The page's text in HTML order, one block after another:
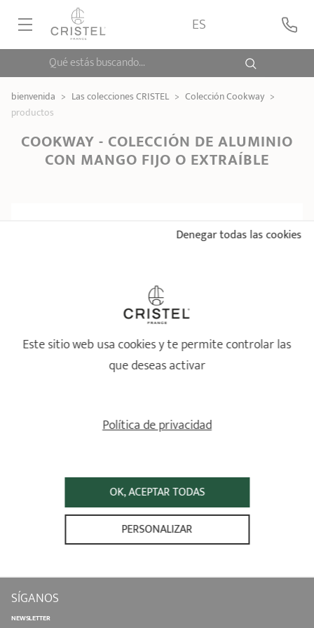
Qué estás buscando...
ES
CASA CRISTEL
CONTACTO
bienvenida > Las colecciones CRISTEL > Colección Cookway >
productos
COOKWAY - COLECCIÓN DE ALUMINIO
CON MANGO FIJO O EXTRAÍBLE
Con un cuerpo de aluminio revestido con el antiadherente
selección de productos con mango fijo o extraíble
PRODUCTOS
CONSEILS D'UTILISATION
A PROPOS DE CRISTEL
SÍGANOS
NEWSLETTER
Este sitio web usa cookies y te permite controlar las
que deseas activar
OK, ACEPTAR TODAS
Denegar todas las cookies
PERSONALIZAR
Política de privacidad